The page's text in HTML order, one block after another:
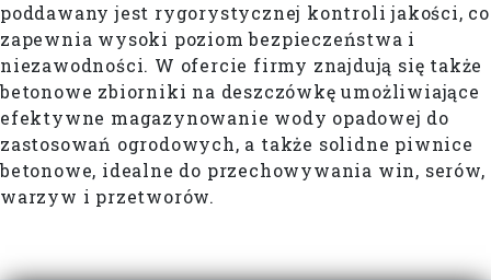
poddawany jest rygorystycznej kontroli jakości, co
zapewnia wysoki poziom bezpieczeństwa i
niezawodności. W ofercie firmy znajdują się także
betonowe zbiorniki na deszczówkę umożliwiające
efektywne magazynowanie wody opadowej do
zastosowań ogrodowych, a także solidne piwnice
betonowe, idealne do przechowywania win, serów,
warzyw i przetworów.